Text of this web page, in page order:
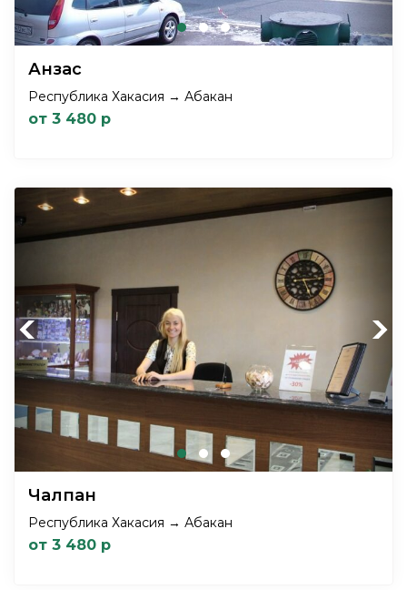
Анзас
Республика Хакасия → Абакан
от 3 480 р
Previous Next
Чалпан
Республика Хакасия → Абакан
от 3 480 р